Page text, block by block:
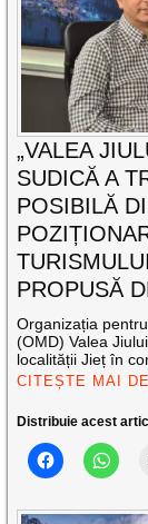
„VALEA
SUDICĂ A
POSIBILĂ
PROPUSĂ
Organizația
(OMD) Valea
localității Jieț în
CITEȘTE MAI
Distribuie acest